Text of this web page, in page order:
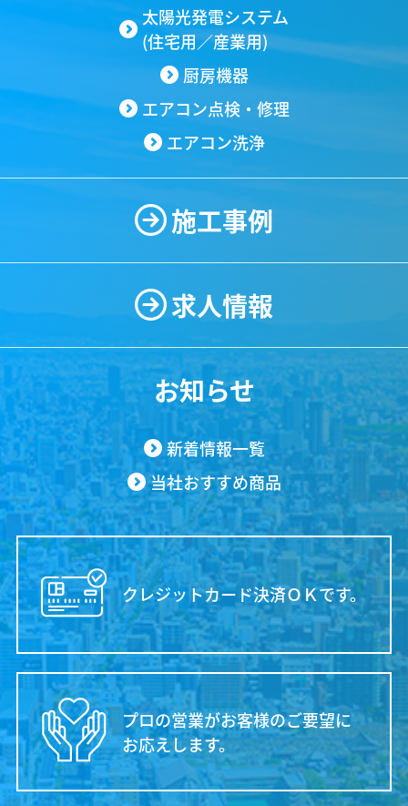
太陽光発電システム
(住宅用／産業用)
厨房機器
エアコン点検・修理
エアコン洗浄
施工事例
求人情報
お知らせ
新着情報一覧
当社おすすめ商品
クレジットカード決済ＯＫです。
プロの営業がお客様のご要望に
お応えします。